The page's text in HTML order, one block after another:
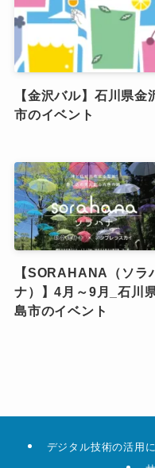
【金沢バル】石川県金
市のイベント
【SORAHANA（ソラ
ナ）】4月～9月_石川
島市のイベント
デジタル技術の活用